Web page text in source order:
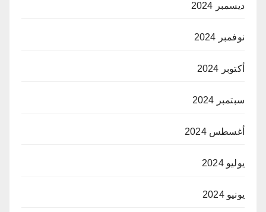
ديسمبر 2024
نوفمبر 2024
أكتوبر 2024
سبتمبر 2024
أغسطس 2024
يوليو 2024
يونيو 2024